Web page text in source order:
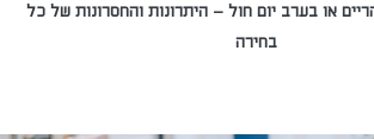
או בערב יום חול – היתרונות והחסרונות של כל
בחירה